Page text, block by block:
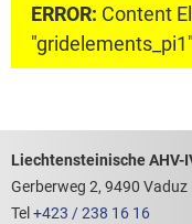
ERROR: Content
Liechtensteinische AHV-
Gerberweg 2, 9490 Vaduz
Tel +423 / 238 16 16